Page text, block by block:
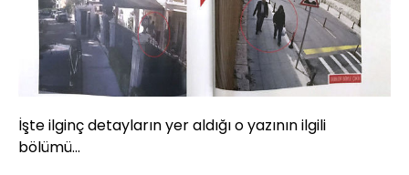
İşte ilginç detayların yer aldığı o yazının ilgili
bölümü...